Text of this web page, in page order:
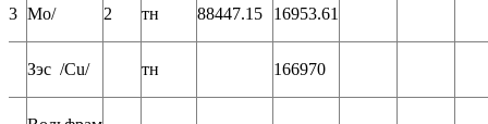
3 Мо/
2
тн
88447.15 16953.61
Зэс /Cu/ тн 166970